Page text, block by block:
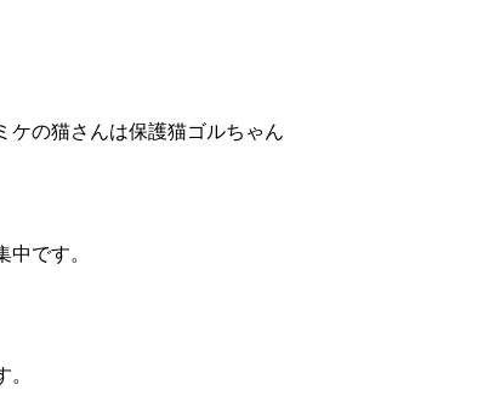
ケの猫さんは保護猫ゴルちゃん
です。